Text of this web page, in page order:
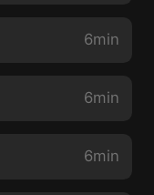
6min
6min
6min